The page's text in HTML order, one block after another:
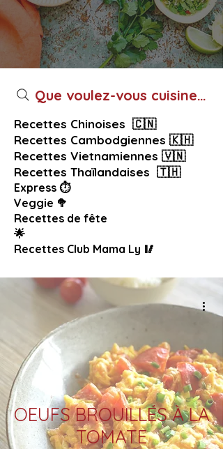
Que voulez-vous cuisiner
Recettes Chinoises 🇨🇳
Recettes Cambodgiennes 🇰🇭
Recettes Vietnamiennes 🇻🇳
Recettes Thaïlandaises 🇹🇭
Express ⏱️
Veggie 🥦
Recettes de fête
🌟
Recettes Club Mama Ly 🥢
OEUFS BROUILLÉS À LA
TOMATE